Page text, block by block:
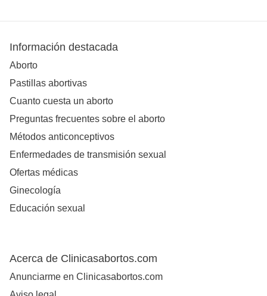
Información destacada
Aborto
Pastillas abortivas
Cuanto cuesta un aborto
Preguntas frecuentes sobre el aborto
Métodos anticonceptivos
Enfermedades de transmisión sexual
Ofertas médicas
Ginecología
Educación sexual
Acerca de Clinicasabortos.com
Anunciarme en Clinicasabortos.com